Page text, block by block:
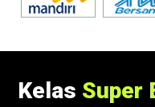
Kelas Super